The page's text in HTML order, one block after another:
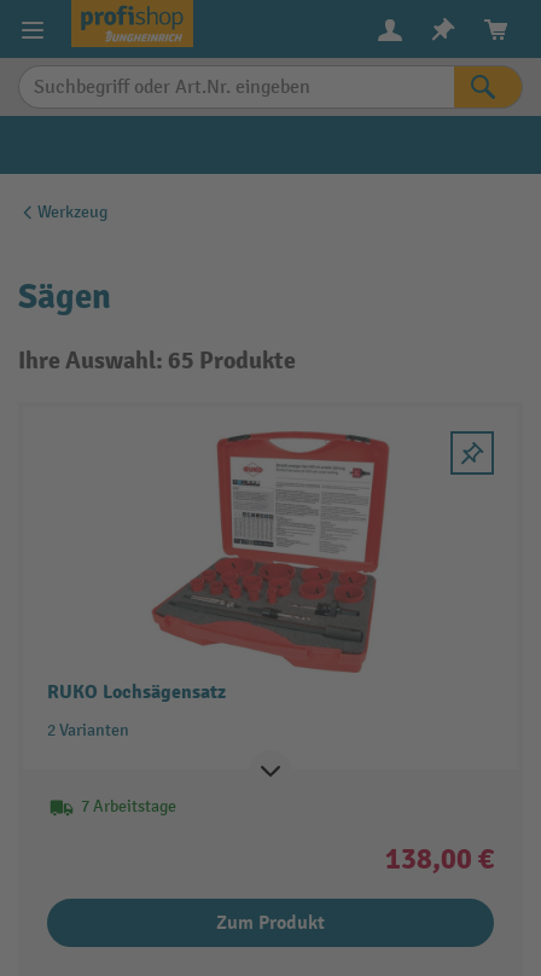
springen
Werkzeug
Sägen
Ihre Auswahl: 65 Produkte
RUKO Lochsägensatz
2 Varianten
7 Arbeitstage
138,00 €
Zum Produkt